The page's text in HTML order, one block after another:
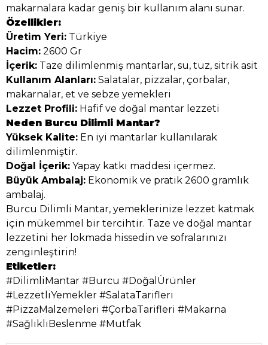
makarnalara kadar geniş bir kullanım alanı sunar.
Özellikler:
Üretim Yeri: Türkiye
Hacim: 2600 Gr
İçerik: Taze dilimlenmiş mantarlar, su, tuz, sitrik asit
Kullanım Alanları: Salatalar, pizzalar, çorbalar,
makarnalar, et ve sebze yemekleri
Lezzet Profili: Hafif ve doğal mantar lezzeti
Neden Burcu Dilimli Mantar?
Yüksek Kalite: En iyi mantarlar kullanılarak
dilimlenmiştir.
Doğal İçerik: Yapay katkı maddesi içermez.
Büyük Ambalaj: Ekonomik ve pratik 2600 gramlık
ambalaj.
Burcu Dilimli Mantar, yemeklerinize lezzet katmak
için mükemmel bir tercihtir. Taze ve doğal mantar
lezzetini her lokmada hissedin ve sofralarınızı
zenginleştirin!
Etiketler:
#DilimliMantar #Burcu #DoğalÜrünler
#LezzetliYemekler #SalataTarifleri
#PizzaMalzemeleri #ÇorbaTarifleri #Makarna
#SağlıklıBeslenme #Mutfak